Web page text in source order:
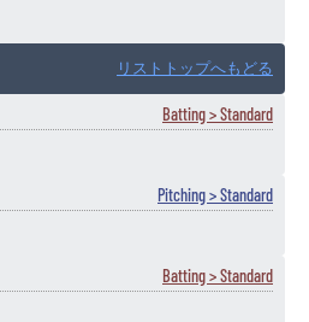
リストトップへもどる
Batting > Standard
Pitching > Standard
Batting > Standard